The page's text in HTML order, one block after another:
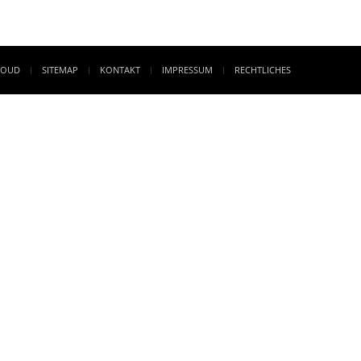
SITEMAP KONTAKT IMPRESSUM RECHTLICHES